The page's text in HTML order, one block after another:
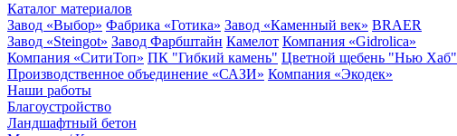
Каталог материалов
Завод «Выбор» Фабрика «Готика» Завод «Каменный век» BRAER
Завод «Steingot» Завод Фарбштайн Камелот Компания «Gidrolica»
Компания «СитиТоп» ПК "Гибкий камень" Цветной щебень "Нью Хаб"
Производственное объединение «САЗИ» Компания «Экодек»
Наши работы
Благоустройство
Ландшафтный бетон